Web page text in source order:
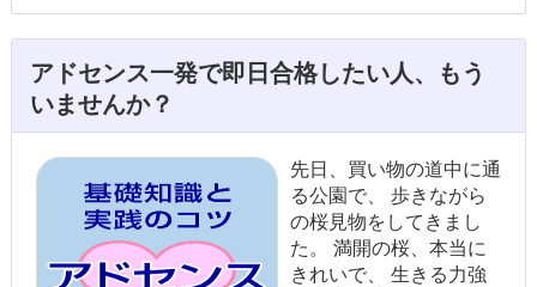
アドセンス一発で即日合格したい人、もう
いませんか？
先日、買い物の道中に通
る公園で、 歩きながら
の桜見物をしてきまし
た。 満開の桜、本当に
きれいで、 生きる力強